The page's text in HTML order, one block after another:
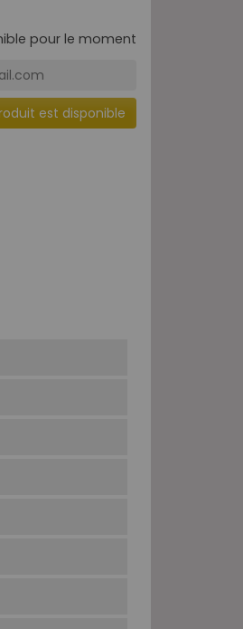
pour le moment
est disponible